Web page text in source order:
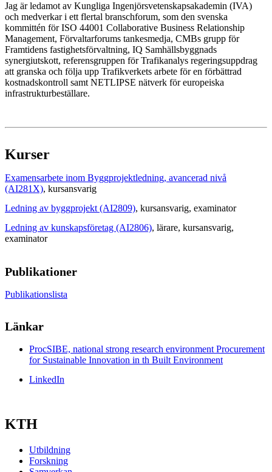
Jag är ledamot av Kungliga Ingenjörsvetenskapsakademin (IVA)
och medverkar i ett flertal branschforum, som den svenska
kommittén för ISO 44001 Collaborative Business Relationship
Management, Förvaltarforums tankesmedja, CMBs grupp för
Framtidens fastighetsförvaltning, IQ Samhällsbyggnads
synergiutskott, referensgruppen för Trafikanalys regeringsuppdrag
att granska och följa upp Trafikverkets arbete för en förbättrad
kostnadskontroll samt NETLIPSE nätverk för europeiska
infrastrukturbeställare.
Kurser
Examensarbete inom Byggprojektledning, avancerad nivå
(AI281X), kursansvarig
Ledning av byggprojekt (AI2809), kursansvarig, examinator
Ledning av kunskapsföretag (AI2806), lärare, kursansvarig,
examinator
Publikationer
Publikationslista
Länkar
ProcSIBE, national strong research environment Procurement
for Sustainable Innovation in th Built Environment
LinkedIn
KTH
Utbildning
Forskning